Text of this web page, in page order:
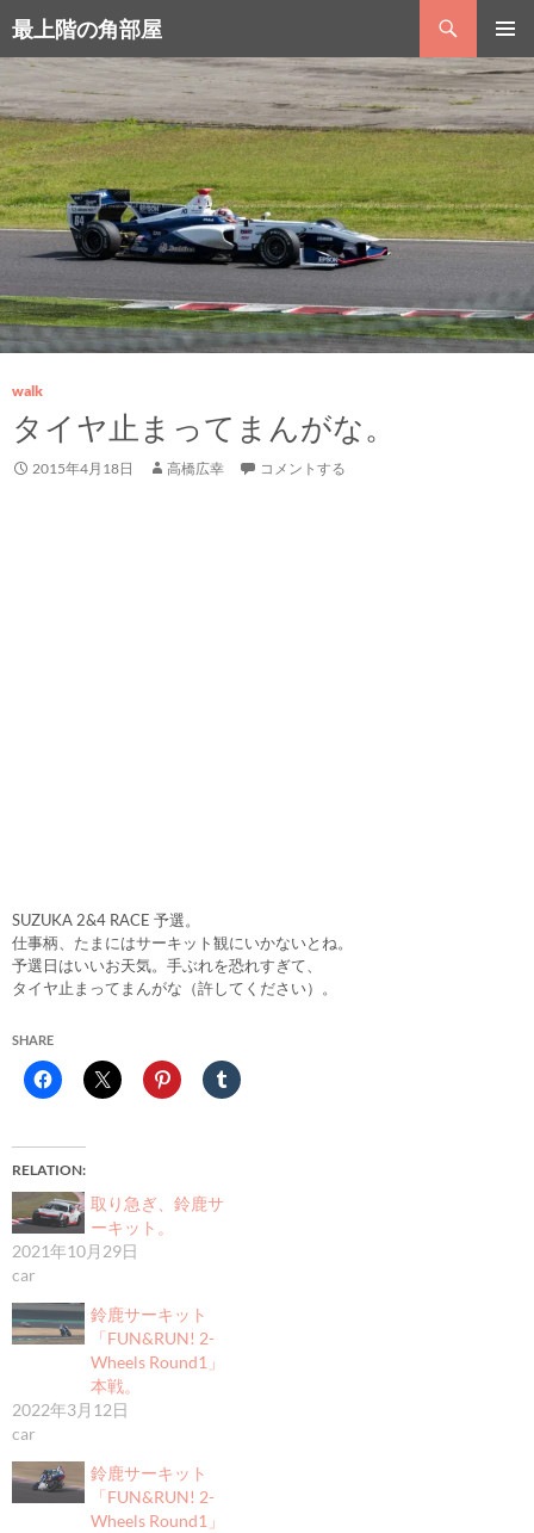
ン
テ
ツ
へ
ス
キ
ッ
プ
最上階の角部屋
索
メインメ
ニュー
walk
タイヤ止まってまんがな。
2015年4月18日 高橋広幸 コメントする
SUZUKA 2&4 RACE 予選。
仕事柄、たまにはサーキット観にいかないとね。
予選日はいいお天気。手ぶれを恐れすぎて、
タイヤ止まってまんがな（許してください）。
SHARE
RELATION
取り急ぎ、鈴鹿サ
ーキット。
2021年10月29日
car
鈴鹿サーキット
「FUN&RUN! 2-
Wheels Round1」
本戦。
2022年3月12日
car
鈴鹿サーキット
「FUN&RUN! 2-
Wheels Round1」